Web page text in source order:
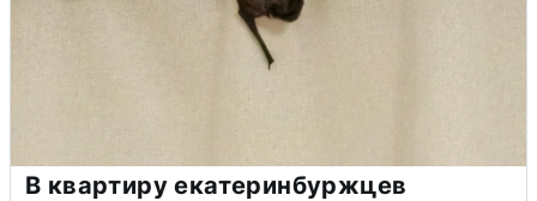
В квартиру екатеринбуржцев